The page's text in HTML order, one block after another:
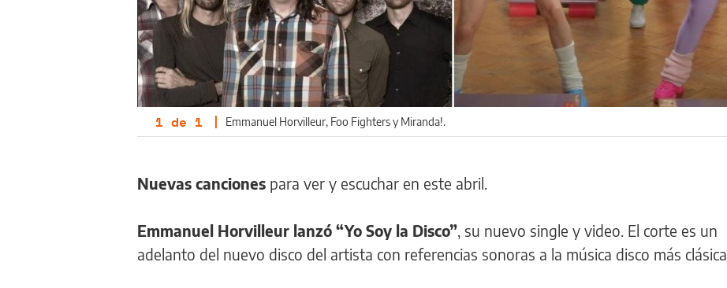
1 de 1 | Emmanuel Horvilleur, Foo Fighters y Miranda!.
Nuevas canciones para ver y escuchar en este abril.
Emmanuel Horvilleur lanzó “Yo Soy la Disco” , su nuevo single y video. El corte es un
adelanto del nuevo disco del artista con referencias sonoras a la música disco más clásica.